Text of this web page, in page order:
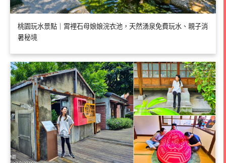
桃園玩水景點｜霄裡石母娘娘浣衣池，天然湧泉免費玩水、親子消
暑秘境